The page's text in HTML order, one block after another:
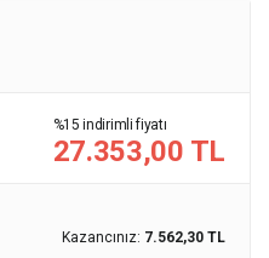
%15 indirimli fiyatı
27.353,00 TL
Kazancınız: 7.562,30 TL